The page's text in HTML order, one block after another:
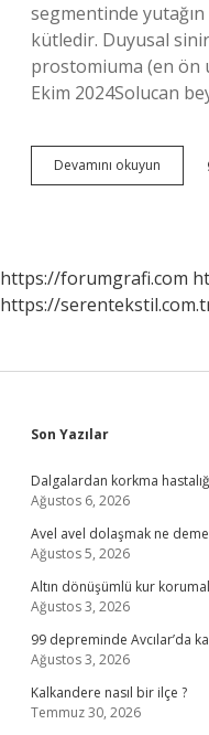
segmentinde
kütledir. Duyusal
prostomiuma (en ön
Ekim 2024Solucan
Devamını okuyun
Uyur
https://forumgrafi.com
https://
Sidebar
Son Yazılar
Dalgalardan korkma
Ağustos 6, 2026
Avel avel dolaşmak ne
Ağustos 5, 2026
Altın dönüşümlü kur
Ağustos 3, 2026
99 depreminde Avcılar’da
Ağustos 3, 2026
Kalkandere nasıl bir ilçe ?
Temmuz 30, 2026